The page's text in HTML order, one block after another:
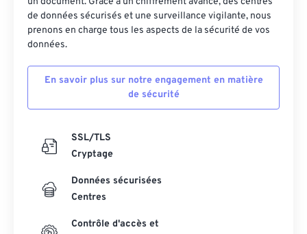
de données sécurisés et une surveillance vigilante, nous
prenons en charge tous les aspects de la sécurité de vos
données.
En savoir plus sur notre engagement en matière
de sécurité
SSL/TLS
Cryptage
Données sécurisées
Centres
Contrôle d'accès et